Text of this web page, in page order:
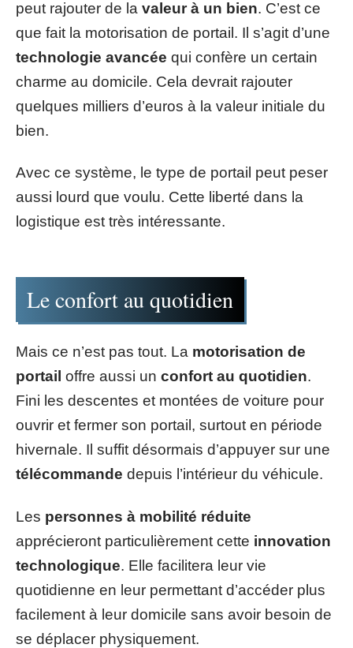
peut rajouter de la valeur à un bien. C’est ce
que fait la motorisation de portail. Il s’agit d’une
technologie avancée qui confère un certain
charme au domicile. Cela devrait rajouter
quelques milliers d’euros à la valeur initiale du
bien.
Avec ce système, le type de portail peut peser
aussi lourd que voulu. Cette liberté dans la
logistique est très intéressante.
Le confort au quotidien
Mais ce n’est pas tout. La motorisation de
portail offre aussi un confort au quotidien.
Fini les descentes et montées de voiture pour
ouvrir et fermer son portail, surtout en période
hivernale. Il suffit désormais d’appuyer sur une
télécommande depuis l’intérieur du véhicule.
Les personnes à mobilité réduite
apprécieront particulièrement cette innovation
technologique. Elle facilitera leur vie
quotidienne en leur permettant d’accéder plus
facilement à leur domicile sans avoir besoin de
se déplacer physiquement.